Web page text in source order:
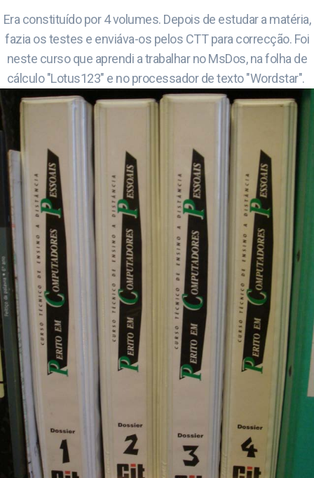
Era constituído por 4 volumes. Depois de estudar a matéria,
fazia os testes e enviáva-os pelos CTT para correcção. Foi
neste curso que aprendi a trabalhar no MsDos, na folha de
cálculo "Lotus123" e no processador de texto "Wordstar".